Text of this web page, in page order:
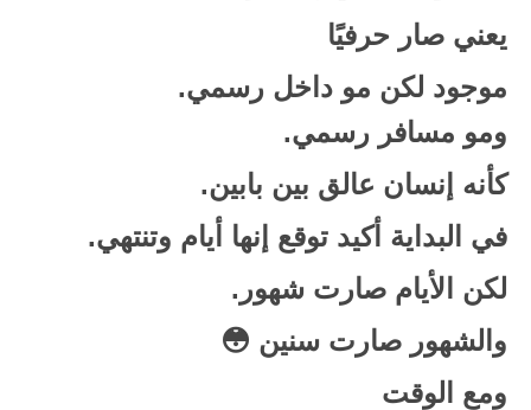
يعني صار حرفيًا
موجود لكن مو داخل رسمي.
ومو مسافر رسمي.
كأنه إنسان عالق بين بابين.
في البداية أكيد توقع إنها أيام وتنتهي.
لكن الأيام صارت شهور.
والشهور صارت سنين 😳
ومع الوقت